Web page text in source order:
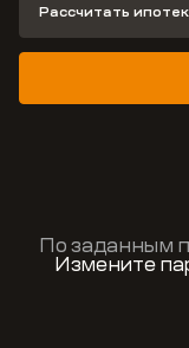
Рассчитать
По заданным
Измените